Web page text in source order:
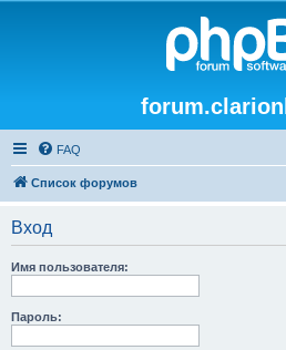
FAQ
Список форумов
Вход
Имя пользователя:
Пароль: